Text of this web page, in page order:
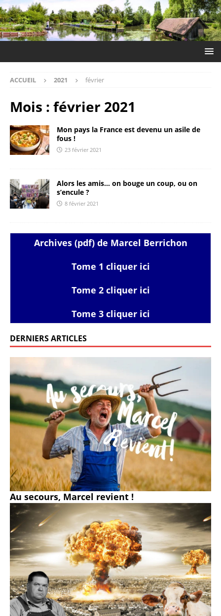
ACCUEIL 2021 février
Mois : février 2021
Mon pays la France est devenu un asile de
fous !
23 février 2021
Alors les amis… on bouge un coup, ou on
s’encule ?
8 février 2021
Archives (pdf) de Marcel Berrichon
Tome 1 cliquer ici
Tome 2 cliquer ici
Tome 3 cliquer ici
DERNIERS ARTICLES
Au secours, Marcel revient !